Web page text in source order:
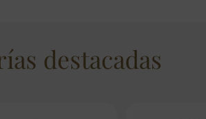
destacadas